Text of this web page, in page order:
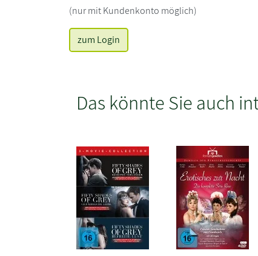
(nur mit Kundenkonto möglich)
zum Login
Das könnte Sie auch